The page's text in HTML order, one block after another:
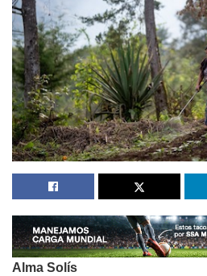
Alma Solís